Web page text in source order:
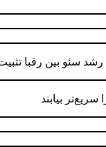
رشد سئو بین رقبا
بیابند